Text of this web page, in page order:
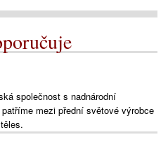
společnost s nadnárodní
mezi přední světové výrobce